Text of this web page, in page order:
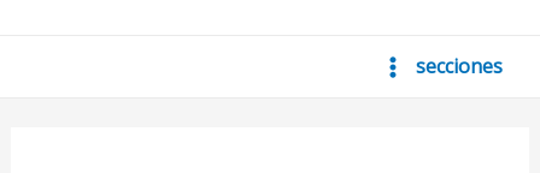
Main
secciones